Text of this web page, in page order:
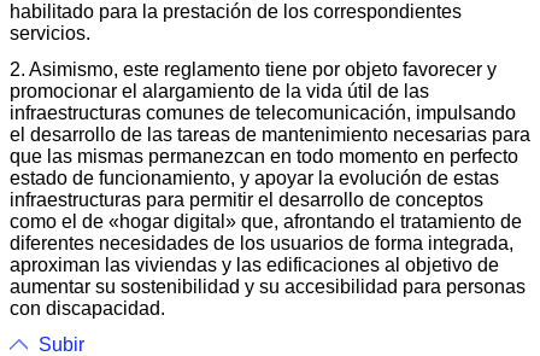
habilitado para la prestación de los correspondientes
servicios.
2. Asimismo, este reglamento tiene por objeto favorecer y
promocionar el alargamiento de la vida útil de las
infraestructuras comunes de telecomunicación, impulsando
el desarrollo de las tareas de mantenimiento necesarias para
que las mismas permanezcan en todo momento en perfecto
estado de funcionamiento, y apoyar la evolución de estas
infraestructuras para permitir el desarrollo de conceptos
como el de «hogar digital» que, afrontando el tratamiento de
diferentes necesidades de los usuarios de forma integrada,
aproximan las viviendas y las edificaciones al objetivo de
aumentar su sostenibilidad y su accesibilidad para personas
con discapacidad.
Subir